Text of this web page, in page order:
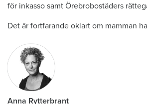
för inkasso samt Örebrobostäders
Det är fortfarande oklart om mamman
Anna Rytterbrant